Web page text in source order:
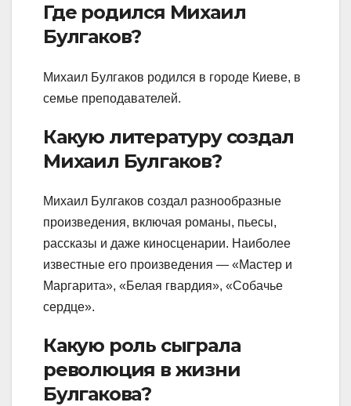
Где родился Михаил
Булгаков?
Михаил Булгаков родился в городе Киеве, в
семье преподавателей.
Какую литературу создал
Михаил Булгаков?
Михаил Булгаков создал разнообразные
произведения, включая романы, пьесы,
рассказы и даже киносценарии. Наиболее
известные его произведения — «Мастер и
Маргарита», «Белая гвардия», «Собачье
сердце».
Какую роль сыграла
революция в жизни
Булгакова?